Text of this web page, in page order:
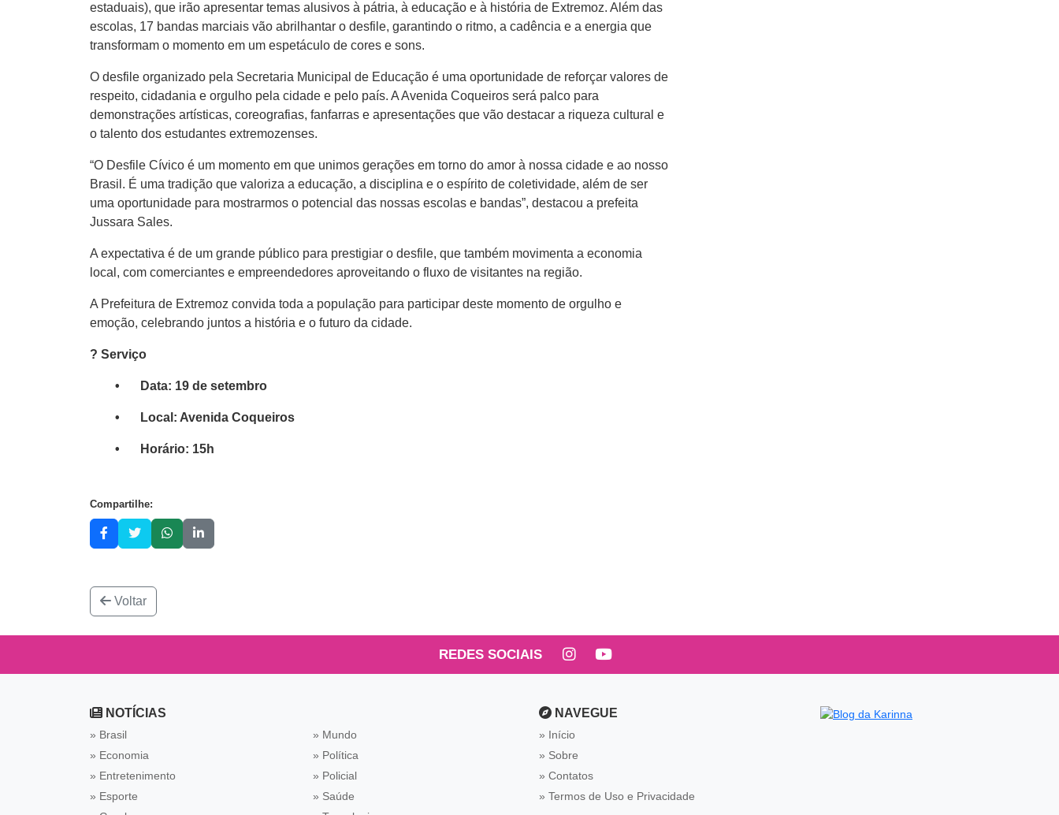
estaduais), que irão apresentar temas alusivos à pátria, à educação e à história de Extremoz. Além das
escolas, 17 bandas marciais vão abrilhantar o desfile, garantindo o ritmo, a cadência e a energia que
transformam o momento em um espetáculo de cores e sons.
O desfile organizado pela Secretaria Municipal de Educação é uma oportunidade de reforçar valores de
respeito, cidadania e orgulho pela cidade e pelo país. A Avenida Coqueiros será palco para
demonstrações artísticas, coreografias, fanfarras e apresentações que vão destacar a riqueza cultural e
o talento dos estudantes extremozenses.
“O Desfile Cívico é um momento em que unimos gerações em torno do amor à nossa cidade e ao nosso
Brasil. É uma tradição que valoriza a educação, a disciplina e o espírito de coletividade, além de ser
uma oportunidade para mostrarmos o potencial das nossas escolas e bandas”, destacou a prefeita
Jussara Sales.
A expectativa é de um grande público para prestigiar o desfile, que também movimenta a economia
local, com comerciantes e empreendedores aproveitando o fluxo de visitantes na região.
A Prefeitura de Extremoz convida toda a população para participar deste momento de orgulho e
emoção, celebrando juntos a história e o futuro da cidade.
? Serviço
• Data: 19 de setembro
• Local: Avenida Coqueiros
• Horário: 15h
Compartilhe:
Voltar
REDES SOCIAIS
NOTÍCIAS
» Brasil
» Economia
» Entretenimento
» Esporte
» Mundo
» Política
» Policial
» Saúde
NAVEGUE
Início
Sobre
Contatos
Termos de Uso e Privacidade